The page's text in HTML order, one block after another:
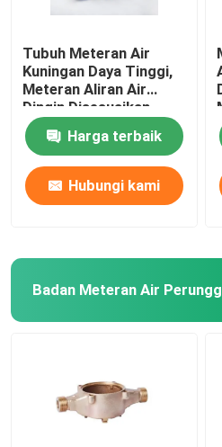
Busing dan Bantalan
Adaptor Api
Tubuh Meteran Air
Kuningan Daya Tinggi,
Meteran Aliran Air
Dingin Disesuaikan
Harga terbaik
Hubungi kami
Badan Meteran Air